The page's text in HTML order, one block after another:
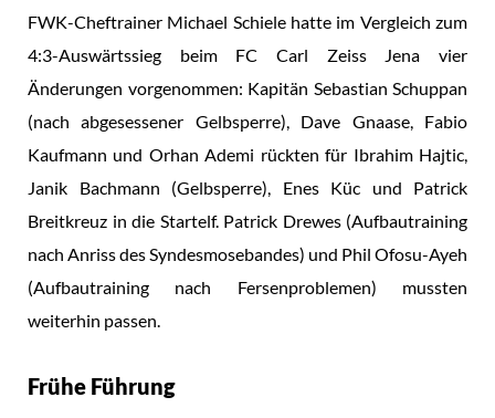
FWK-Cheftrainer Michael Schiele hatte im Vergleich zum
4:3-Auswärtssieg beim FC Carl Zeiss Jena vier
Änderungen vorgenommen: Kapitän Sebastian Schuppan
(nach abgesessener Gelbsperre), Dave Gnaase, Fabio
Kaufmann und Orhan Ademi rückten für Ibrahim Hajtic,
Janik Bachmann (Gelbsperre), Enes Küc und Patrick
Breitkreuz in die Startelf. Patrick Drewes (Aufbautraining
nach Anriss des Syndesmosebandes) und Phil Ofosu-Ayeh
(Aufbautraining nach Fersenproblemen) mussten
weiterhin passen.
Frühe Führung